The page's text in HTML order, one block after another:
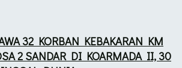
32 KORBAN KEBAKARAN KM
2 SANDAR DI KOARMADA II, 30